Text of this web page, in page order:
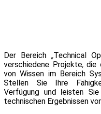
Der Bereich „Technical
verschiedene Projekte, die
von Wissen im Bereich
Stellen Sie Ihre
Verfügung und leisten
technischen Ergebnissen